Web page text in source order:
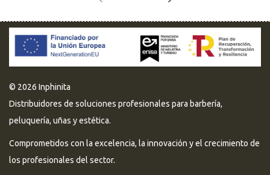
© 2026 Inphinita
Distribuidores de soluciones profesionales para barbería,
peluquería, uñas y estética.
Comprometidos con la excelencia, la innovación y el crecimiento de
los profesionales del sector.